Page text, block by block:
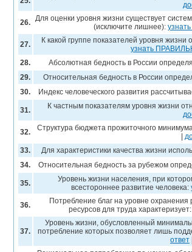
26. Для оценки уровня жизни существует
(исключите лишнее):
27.
К какой группе показателей уровня
узнать
28.
Абсолютная бедность в России
29.
Относительная бедность в России
30.
Индекс человеческого развития
31. К частным показателям уровня жизни
32. Структура бюджета прожиточного
33.
Для характеристики качества жизни
34.
Относительная бедность за рубежом
35.
Уровень жизни населения, при
всестороннее развитие человека:
36.
Потребление благ на уровне
ресурсов для труда характеризует:
37.
Уровень жизни, обусловленный
потребление которых позволяет лишь
ответ